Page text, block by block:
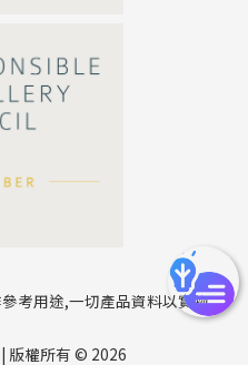
考用途,一切產品資料以實物
版權所有 © 2026